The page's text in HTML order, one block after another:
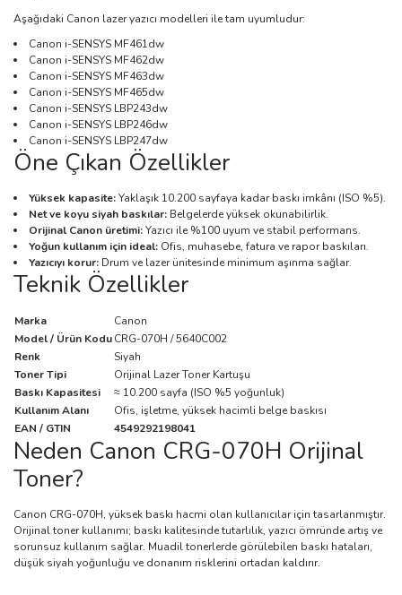
Aşağıdaki Canon lazer yazıcı modelleri ile tam uyumludur:
Canon i-SENSYS MF461dw
Canon i-SENSYS MF462dw
Canon i-SENSYS MF463dw
Canon i-SENSYS MF465dw
Canon i-SENSYS LBP243dw
Canon i-SENSYS LBP246dw
Canon i-SENSYS LBP247dw
Öne Çıkan Özellikler
Yüksek kapasite:Yaklaşık 10.200 sayfaya kadar baskı imkânı (ISO %5).
Net ve koyu siyah baskılar: Belgelerde yüksek okunabilirlik.
Orijinal Canon üretimi:Yazıcı ile %100 uyum ve stabil performans.
Yoğun kullanım için ideal: Ofis, muhasebe, fatura ve rapor baskıları.
Yazıcıyı korur: Drum ve lazer ünitesinde minimum aşınma sağlar.
Teknik Özellikler
Marka
Canon
Model / Ürün KoduCRG-070H / 5640C002
Renk
Siyah
Toner Tipi
Orijinal Lazer Toner Kartuşu
Baskı Kapasitesi
≈ 10.200 sayfa (ISO %5 yoğunluk)
Kullanım Alanı
Ofis, işletme, yüksek hacimli belge baskısı
EAN / GTIN
4549292198041
Neden Canon CRG-070H Orijinal
Toner?
Canon CRG-070H, yüksek baskı hacmi olan kullanıcılar için tasarlanmıştır.
Orijinal toner kullanımı; baskı kalitesinde tutarlılık, yazıcı ömründe artış ve
sorunsuz kullanım sağlar. Muadil tonerlerde görülebilen baskı hataları,
düşük siyah yoğunluğu ve donanım risklerini ortadan kaldırır.